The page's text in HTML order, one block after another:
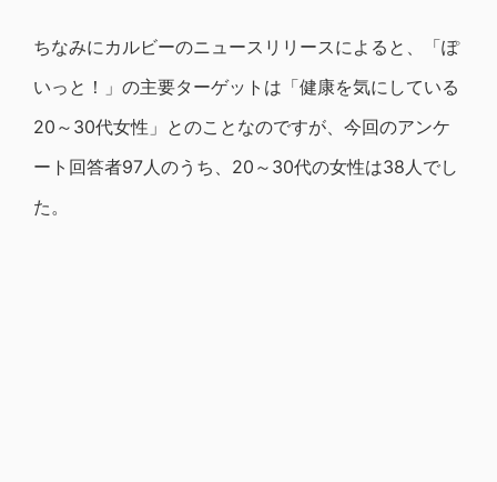
ちなみにカルビーのニュースリリースによると、「ぽ
いっと！」の主要ターゲットは「健康を気にしている
20～30代女性」とのことなのですが、今回のアンケ
ート回答者97人のうち、20～30代の女性は38人でし
た。